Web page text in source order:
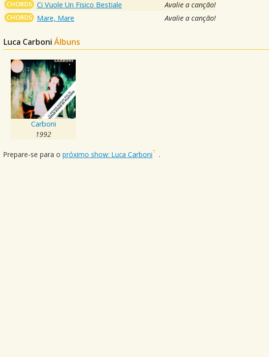
CHORDS Ci Vuole Un Fisico Bestiale Avalie a canção!
CHORDS Mare, Mare Avalie a canção!
Luca Carboni Álbuns
Carboni
1992
Prepare-se para o próximo show: Luca Carboni .